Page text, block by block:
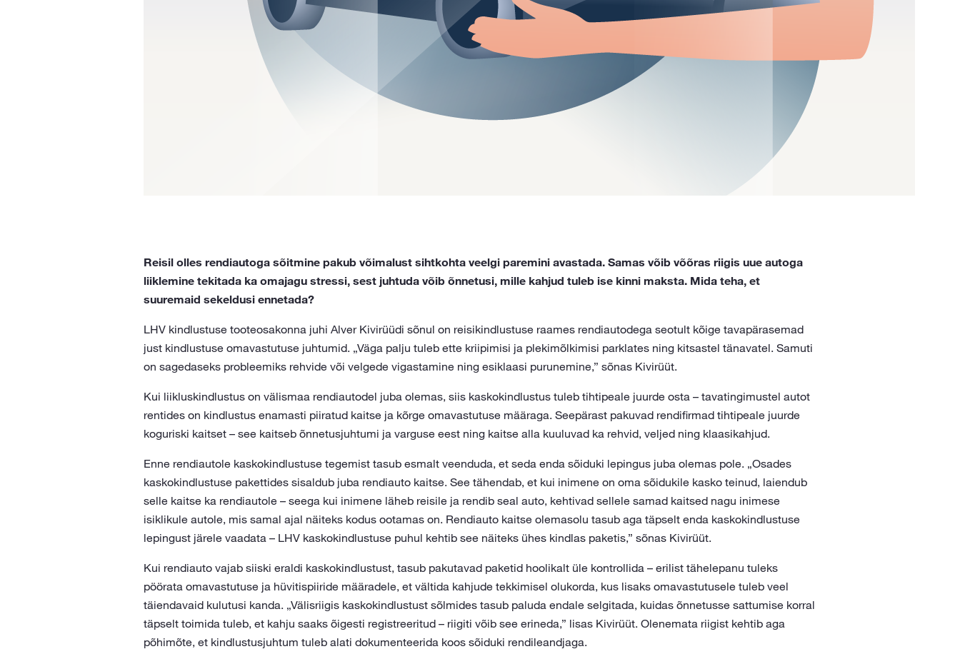
Reisil olles rendiautoga sõitmine pakub võimalust sihtkohta veelgi paremini avastada. Samas võib võõras riigis uue autoga
liiklemine tekitada ka omajagu stressi, sest juhtuda võib õnnetusi, mille kahjud tuleb ise kinni maksta. Mida teha, et
suuremaid sekeldusi ennetada?
LHV kindlustuse tooteosakonna juhi Alver Kivirüüdi sõnul on reisikindlustuse raames rendiautodega seotult kõige tavapärasemad
just kindlustuse omavastutuse juhtumid. „Väga palju tuleb ette kriipimisi ja plekimõlkimisi parklates ning kitsastel tänavatel. Samuti
on sagedaseks probleemiks rehvide või velgede vigastamine ning esiklaasi purunemine,” sõnas Kivirüüt.
Kui liikluskindlustus on välismaa rendiautodel juba olemas, siis kaskokindlustus tuleb tihtipeale juurde osta – tavatingimustel autot
rentides on kindlustus enamasti piiratud kaitse ja kõrge omavastutuse määraga. Seepärast pakuvad rendifirmad tihtipeale juurde
koguriski kaitset – see kaitseb õnnetusjuhtumi ja varguse eest ning kaitse alla kuuluvad ka rehvid, veljed ning klaasikahjud.
Enne rendiautole kaskokindlustuse tegemist tasub esmalt veenduda, et seda enda sõiduki lepingus juba olemas pole. „Osades
kaskokindlustuse pakettides sisaldub juba rendiauto kaitse. See tähendab, et kui inimene on oma sõidukile kasko teinud, laiendub
selle kaitse ka rendiautole – seega kui inimene läheb reisile ja rendib seal auto, kehtivad sellele samad kaitsed nagu inimese
isiklikule autole, mis samal ajal näiteks kodus ootamas on. Rendiauto kaitse olemasolu tasub aga täpselt enda kaskokindlustuse
lepingust järele vaadata – LHV kaskokindlustuse puhul kehtib see näiteks ühes kindlas paketis,” sõnas Kivirüüt.
Kui rendiauto vajab siiski eraldi kaskokindlustust, tasub pakutavad paketid hoolikalt üle kontrollida – erilist tähelepanu tuleks
pöörata omavastutuse ja hüvitispiiride määradele, et vältida kahjude tekkimisel olukorda, kus lisaks omavastutusele tuleb veel
täiendavaid kulutusi kanda. „Välisriigis kaskokindlustust sõlmides tasub paluda endale selgitada, kuidas õnnetusse sattumise korral
täpselt toimida tuleb, et kahju saaks õigesti registreeritud – riigiti võib see erineda,” lisas Kivirüüt. Olenemata riigist kehtib aga
põhimõte, et kindlustusjuhtum tuleb alati dokumenteerida koos sõiduki rendileandjaga.